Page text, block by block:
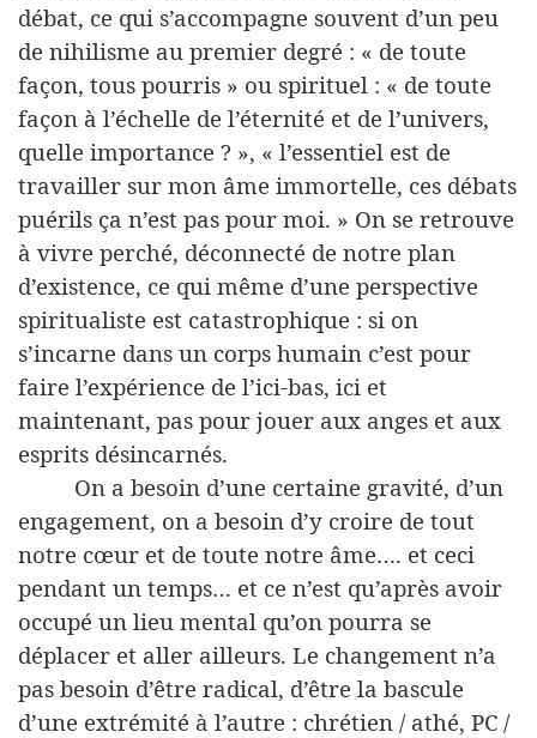
débat, ce qui s’accompagne souvent d’un peu
de nihilisme au premier degré : « de toute
façon, tous pourris » ou spirituel : « de toute
façon à l’échelle de l’éternité et de l’univers,
quelle importance ? », « l’essentiel est de
travailler sur mon âme immortelle, ces débats
puérils ça n’est pas pour moi. » On se retrouve
à vivre perché, déconnecté de notre plan
d’existence, ce qui même d’une perspective
spiritualiste est catastrophique : si on
s’incarne dans un corps humain c’est pour
faire l’expérience de l’ici-bas, ici et
maintenant, pas pour jouer aux anges et aux
esprits désincarnés.
On a besoin d’une certaine gravité, d’un
engagement, on a besoin d’y croire de tout
notre cœur et de toute notre âme…. et ceci
pendant un temps… et ce n’est qu’après avoir
occupé un lieu mental qu’on pourra se
déplacer et aller ailleurs. Le changement n’a
pas besoin d’être radical, d’être la bascule
d’une extrémité à l’autre : chrétien / athé, PC /